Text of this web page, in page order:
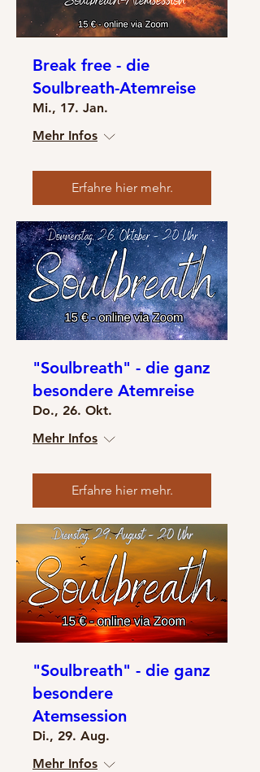
Break free - die
Soulbreath-Atemreise
Mi., 17. Jan.
Mehr Infos
Erfahre hier mehr.
"Soulbreath" - die ganz
besondere Atemreise
Do., 26. Okt.
Mehr Infos
Erfahre hier mehr.
"Soulbreath" - die ganz
besondere
Atemsession
Di., 29. Aug.
Mehr Infos